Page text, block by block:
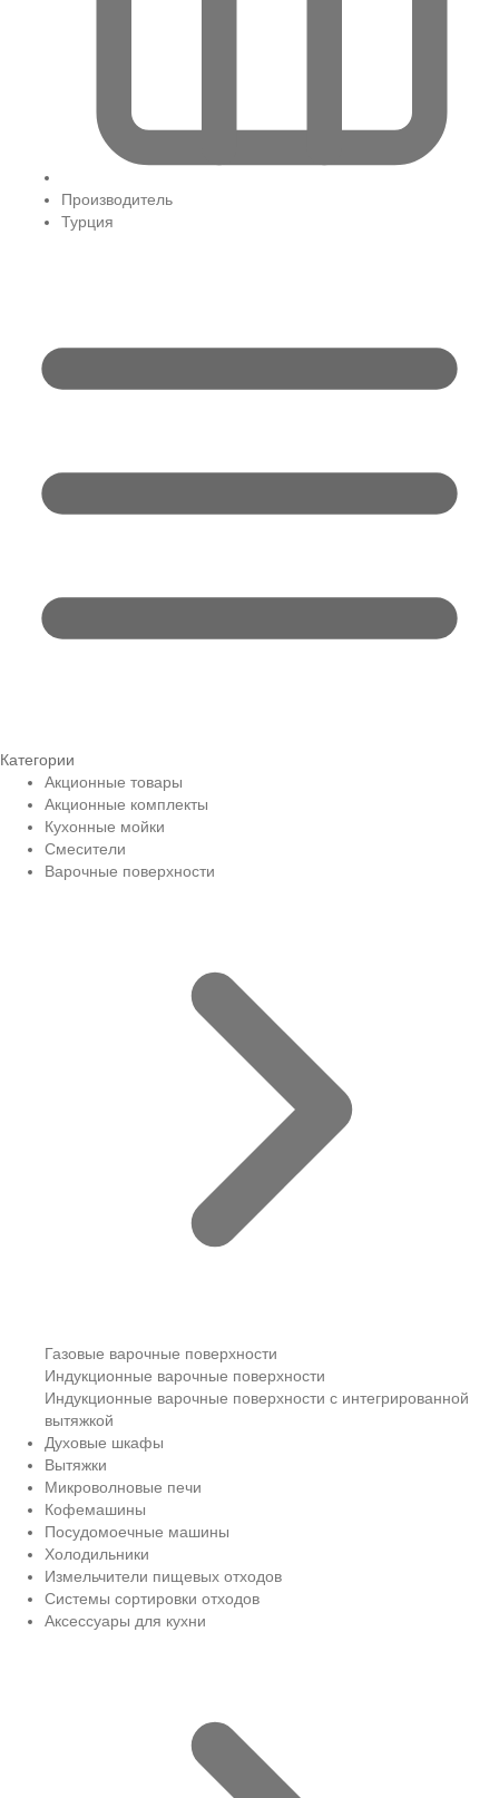
Производитель
Турция
Категории
Акционные товары
Акционные комплекты
Кухонные мойки
Смесители
Варочные поверхности
Газовые варочные поверхности
Индукционные варочные поверхности
Индукционные варочные поверхности с интегрированной
вытяжкой
Духовые шкафы
Вытяжки
Микроволновые печи
Кофемашины
Посудомоечные машины
Холодильники
Измельчители пищевых отходов
Системы сортировки отходов
Аксессуары для кухни